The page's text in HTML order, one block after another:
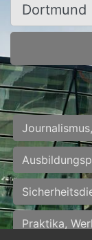
Praktika,